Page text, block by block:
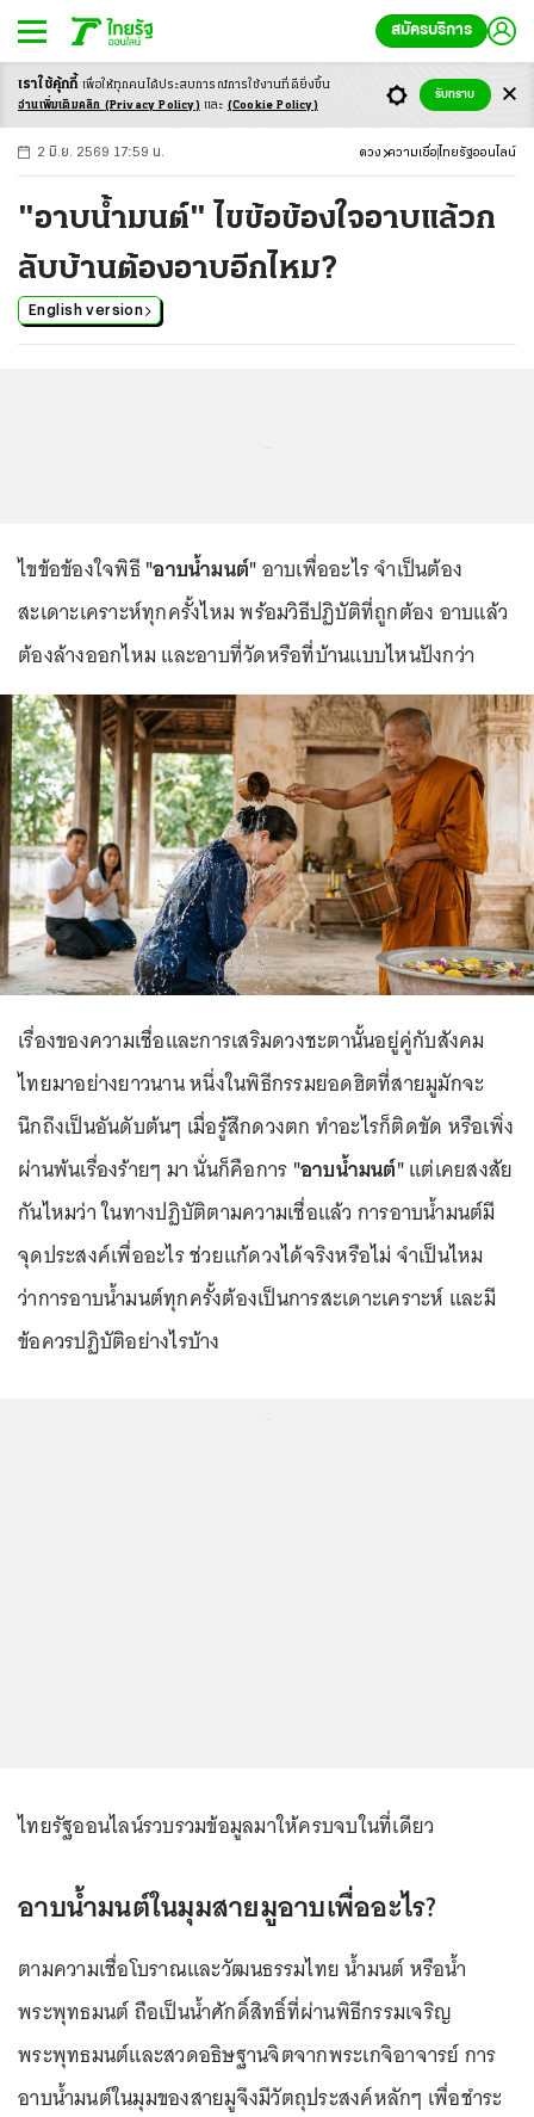
สมัครบริการ
-ก ก ก+
2 มิ.ย. 2569 17:59 น. ดวง ความเชื่อ ไทยรัฐออนไลน์
"อาบน้ำมนต์" ไขข้อข้องใจอาบแล้วก
ลับบ้านต้องอาบอีกไหม?
English version
ไขข้อข้องใจพิธี "อาบน้ำมนต์"อาบเพื่ออะไร จำเป็นต้อง
สะเดาะเคราะห์ทุกครั้งไหม พร้อมวิธีปฏิบัติที่ถูกต้อง อาบแล้ว
ต้องล้างออกไหม และอาบที่วัดหรือที่บ้านแบบไหนปังกว่า
เรื่องของความเชื่อและการเสริมดวงชะตานั้นอยู่คู่กับสังคม
ไทยมาอย่างยาวนาน หนึ่งในพิธีกรรมยอดฮิตที่สายมูมักจะ
นึกถึงเป็นอันดับต้นๆ เมื่อรู้สึกดวงตก ทำอะไรก็ติดขัด หรือเพิ่ง
ผ่านพ้นเรื่องร้ายๆ มา นั่นก็คือการ "อาบน้ำมนต์"แต่เคยสงสัย
กันไหมว่า ในทางปฏิบัติตามความเชื่อแล้ว การอาบน้ำมนต์มี
จุดประสงค์เพื่ออะไร ช่วยแก้ดวงได้จริงหรือไม่ จำเป็นไหม
ว่าการอาบน้ำมนต์ทุกครั้งต้องเป็นการสะเดาะเคราะห์ และมี
ข้อควรปฏิบัติอย่างไรบ้าง
ไทยรัฐออนไลน์รวบรวมข้อมูลมาให้ครบจบในที่เดียว
อาบน้ำมนต์ในมุมสายมูอาบเพื่ออะไร?
ตามความเชื่อโบราณและวัฒนธรรมไทย น้ำมนต์ หรือน้ำ
พระพุทธมนต์ ถือเป็นน้ำศักดิ์สิทธิ์ที่ผ่านพิธีกรรมเจริญ
พระพุทธมนต์และสวดอธิษฐานจิตจากพระเกจิอาจารย์ การ
อาบน้ำมนต์ในมุมของสายมูจึงมีวัตถุประสงค์หลักๆ เพื่อชำระ
เราใช้คุ้กกี้ เพื่อให้ทุกคนได้ประสบการณ์การใช้งานที่ดียิ่งขึ้น
อ่านเพิ่มเติมคลิก (Privacy Policy) และ (Cookie Policy)
รับทราบ